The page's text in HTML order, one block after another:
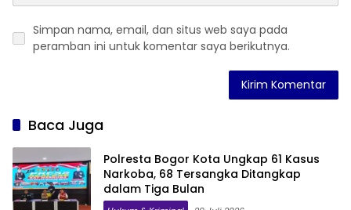
Simpan nama, email, dan situs web saya pada
peramban ini untuk komentar saya berikutnya.
Baca Juga
Polresta Bogor Kota Ungkap 61 Kasus
Narkoba, 68 Tersangka Ditangkap
dalam Tiga Bulan